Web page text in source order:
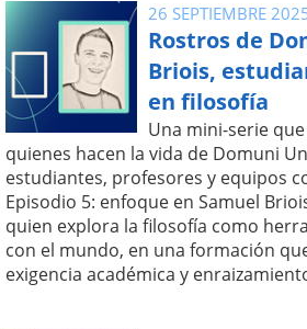
26 SEPTIEMBRE
Rostros de
Briois,
en filosofía
Una mini-serie
quienes hacen la vida de Domuni
estudiantes, profesores y equipos
Episodio 5: enfoque en Samuel
quien explora la filosofía como
con el mundo, en una formación
exigencia académica y